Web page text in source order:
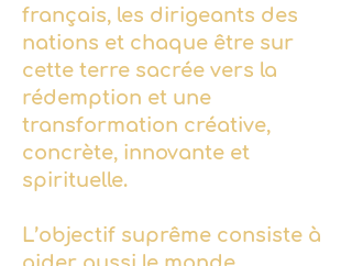
français, les dirigeants des
nations et chaque être sur
cette terre sacrée vers la
rédemption et une
transformation créative,
concrète, innovante et
spirituelle.
L’objectif suprême consiste à